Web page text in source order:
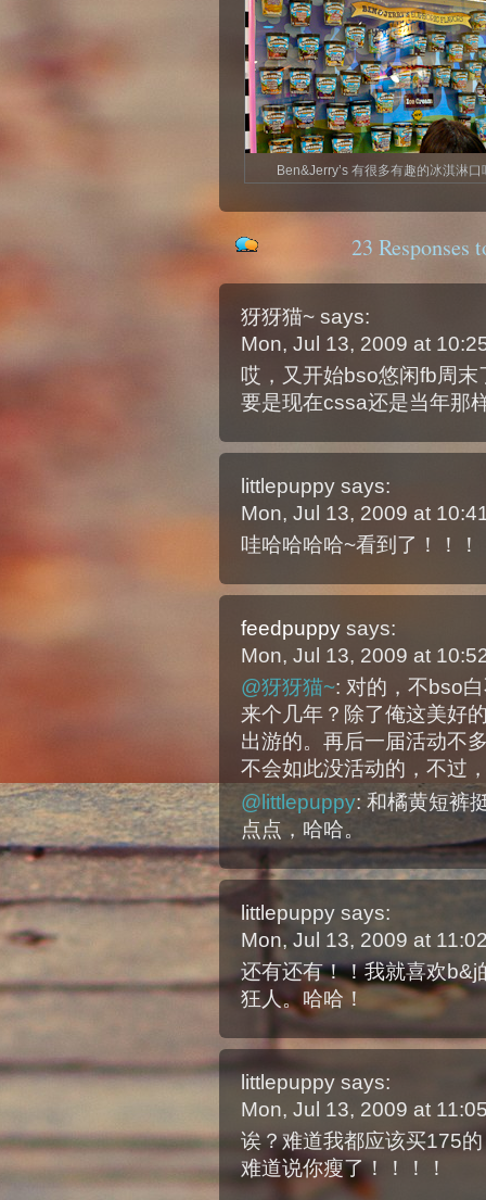
Ben&Jerry’s 有很多有趣的冰淇淋口
23
犽犽猫~ says:
Mon, Jul 13, 2009 at
哎，又开始bso悠闲fb周
要是现在cssa还是当年
littlepuppy says:
Mon, Jul 13, 2009 at
哇哈哈哈哈~看到了！！
feedpuppy says:
Mon, Jul 13, 2009 at
@犽犽猫~: 对的，不bso
来个几年？除了俺这美好
出游的。再后一届活动不
不会如此没活动的，不过
@littlepuppy: 和橘黄短裤
点点，哈哈。
littlepuppy says:
Mon, Jul 13, 2009 at
还有还有！！我就喜欢
狂人。哈哈！
littlepuppy says:
Mon, Jul 13, 2009 at
诶？难道我都应该买175
难道说你瘦了！！！！